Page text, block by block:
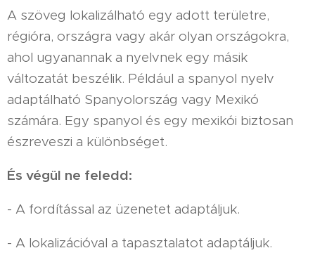
A szöveg lokalizálható egy adott területre,
régióra, országra vagy akár olyan országokra,
ahol ugyanannak a nyelvnek egy másik
változatát beszélik. Például a spanyol nyelv
adaptálható Spanyolország vagy Mexikó
számára. Egy spanyol és egy mexikói biztosan
észreveszi a különbséget.
És végül ne feledd:
- A fordítással az üzenetet adaptáljuk.
- A lokalizációval a tapasztalatot adaptáljuk.